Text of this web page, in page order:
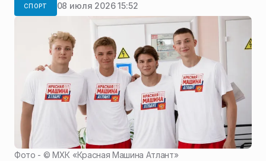
СПОРТ 08 июля 2026 15:52
Фото - ©МХК «Красная Машина Атлант»